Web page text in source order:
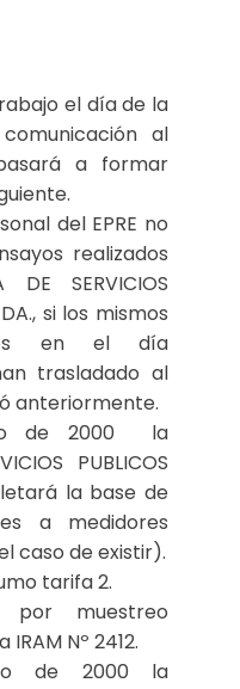
el día de la
al
a formar
del EPRE no
realizados
SERVICIOS
si los mismos
en el día
trasladado al
anteriormente.
de 2000 la
PUBLICOS
la base de
a medidores
caso de existir).
tarifa 2.
por muestreo
Nº 2412.
de 2000 la